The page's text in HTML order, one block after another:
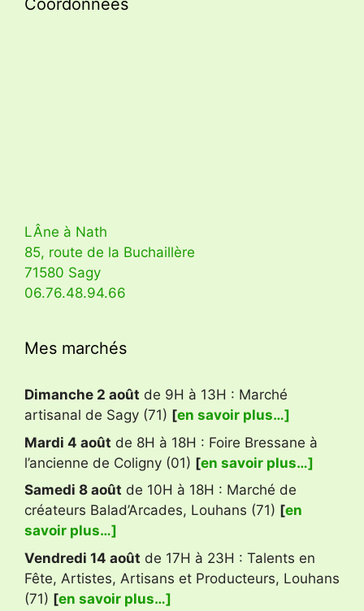
Coordonnées
LÂne à Nath
85, route de la Buchaillère
71580 Sagy
06.76.48.94.66
Mes marchés
Dimanche 2 août de 9H à 13H : Marché
artisanal de Sagy (71) [en savoir plus…]
Mardi 4 août de 8H à 18H : Foire Bressane à
l’ancienne de Coligny (01) [en savoir plus…]
Samedi 8 août de 10H à 18H : Marché de
créateurs Balad’Arcades, Louhans (71) [en
savoir plus…]
Vendredi 14 août de 17H à 23H : Talents en
Fête, Artistes, Artisans et Producteurs, Louhans
(71) [en savoir plus…]